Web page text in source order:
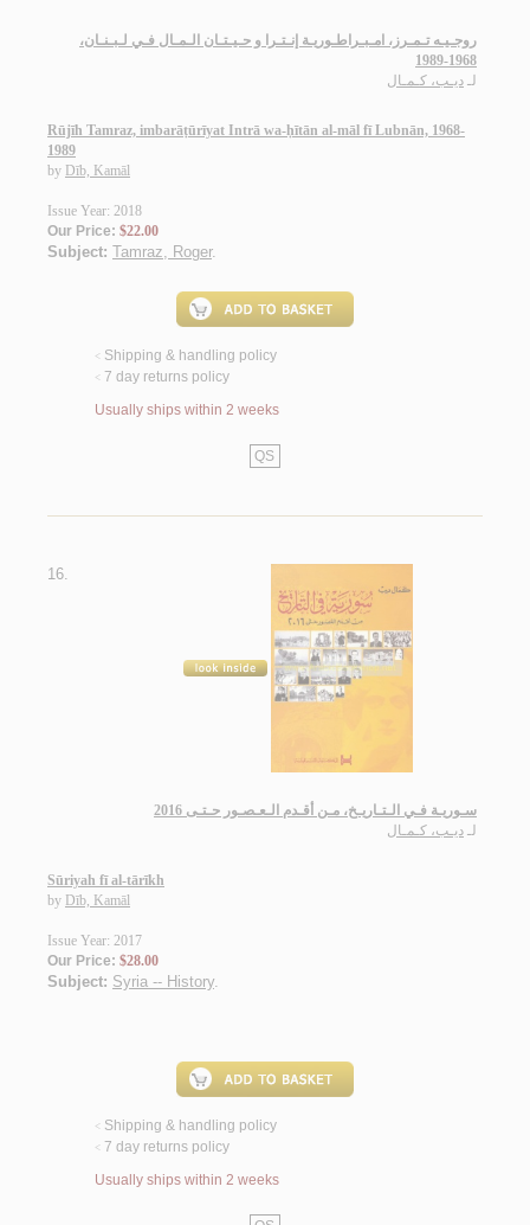
روجـيـه تـمـرز، امـبـراطـوريـة إنـتـرا و حـيـتـان الـمـال فـي لـبـنـان،
1968-1989
لـ ديـب، كـمـال
Rūjīh Tamraz, imbarāṭūrīyat Intrā wa-ḥītān al-māl fī Lubnān, 1968-
1989
by Dīb, Kamāl
Issue Year: 2018
Our Price: $22.00
Subject: Tamraz, Roger.
< Shipping & handling policy
< 7 day returns policy
Usually ships within 2 weeks
QS
16.
سـوريـة فـي الـتـاريـخ، مـن أقـدم الـعـصـور حـتـى 2016
لـ ديـب، كـمـال
Sūriyah fī al-tārīkh
by Dīb, Kamāl
Issue Year: 2017
Our Price: $28.00
Subject: Syria -- History.
< Shipping & handling policy
< 7 day returns policy
Usually ships within 2 weeks